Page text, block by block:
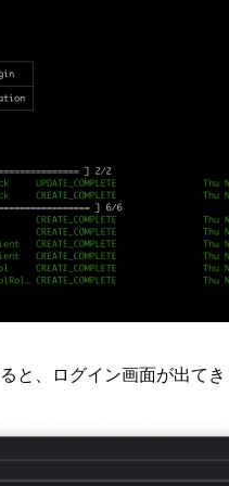
と、ログイン画面が出て